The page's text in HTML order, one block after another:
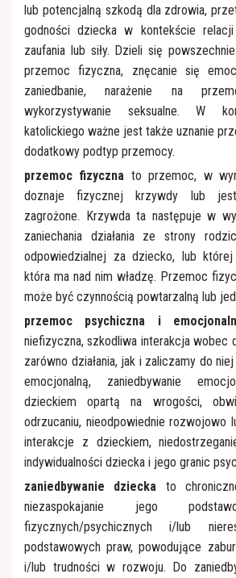
lub potencjalną szkodą dla zdrowia,
godności dziecka w kontekście relacji
zaufania lub siły. Dzieli się
przemoc fizyczna, znęcanie się
zaniedbanie, narażenie na
wykorzystywanie seksualne. W
katolickiego ważne jest także uznanie
dodatkowy podtyp przemocy.
przemoc fizyczna to przemoc, w
doznaje fizycznej krzywdy lub
zagrożone. Krzywda ta następuje w
zaniechania działania ze strony
odpowiedzialnej za dziecko, lub
która ma nad nim władzę. Przemoc
może być czynnością powtarzalną lub
przemoc psychiczna i
niefizyczna, szkodliwa interakcja wobec
zarówno działania, jak i zaliczamy do
emocjonalną, zaniedbywanie
dzieckiem opartą na wrogości,
odrzucaniu, nieodpowiednie rozwojowo
interakcje z dzieckiem,
indywidualności dziecka i jego granic
zaniedbywanie dziecka to
niezaspokajanie jego
fizycznych/psychicznych i/lub
podstawowych praw, powodujące
i/lub trudności w rozwoju. Do